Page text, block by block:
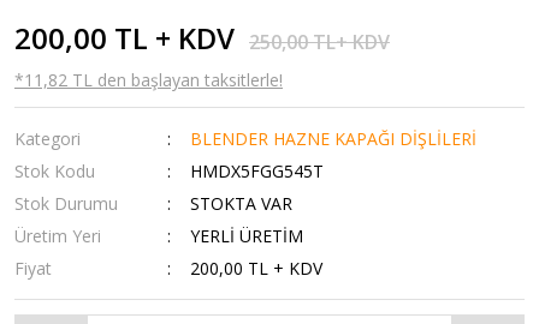
200,00 TL + KDV 250,00 TL+ KDV
*11,82 TL den başlayan taksitlerle!
Kategori
BLENDER HAZNE KAPAĞI DİŞLİLERİ
Stok Kodu
HMDX5FGG545T
Stok Durumu
STOKTA VAR
Üretim Yeri
YERLİ ÜRETİM
Fiyat
200,00 TL + KDV